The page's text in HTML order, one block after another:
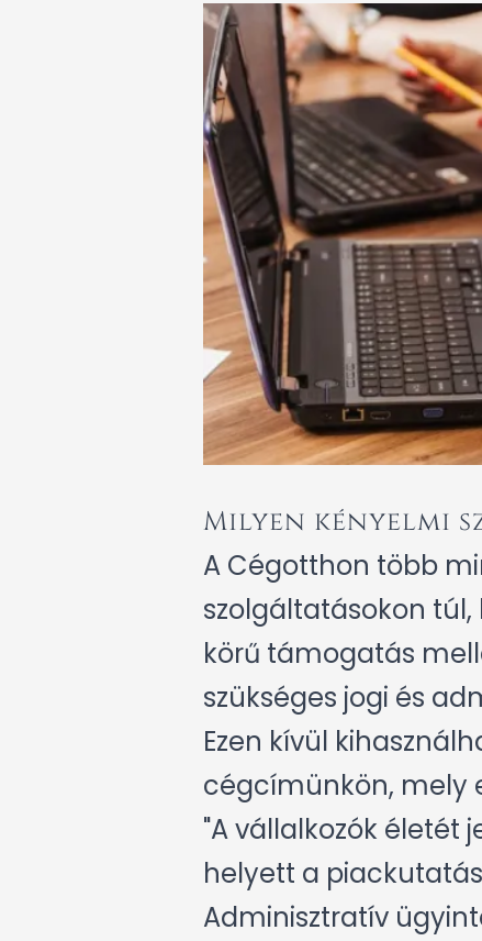
Milyen kényelmi
A Cégotthon több
szolgáltatásokon
körű támogatás
szükséges jogi és
Ezen kívül
cégcímünkön, mely
"A vállalkozók életét
helyett a
Adminisztratív